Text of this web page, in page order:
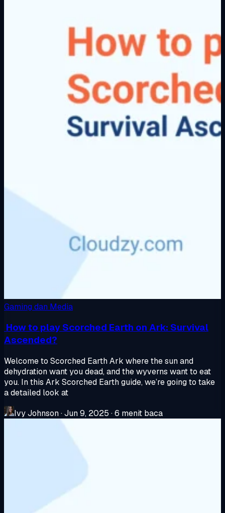
Gaming dan Media
How to play Scorched Earth on Ark: Survival
Ascended?
Welcome to Scorched Earth Ark where the sun and
dehydration want you dead, and the wyverns want to eat
you. In this Ark Scorched Earth guide, we’re going to take
a detailed look at
Ivy Johnson·Jun 9, 2025 ·6 menit baca